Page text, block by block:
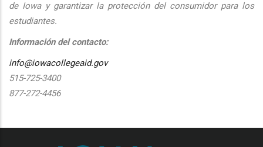
de Iowa y garantizar la protección del consumidor para los
estudiantes.
Información del contacto:
info@iowacollegeaid.gov
515-725-3400
877-272-4456